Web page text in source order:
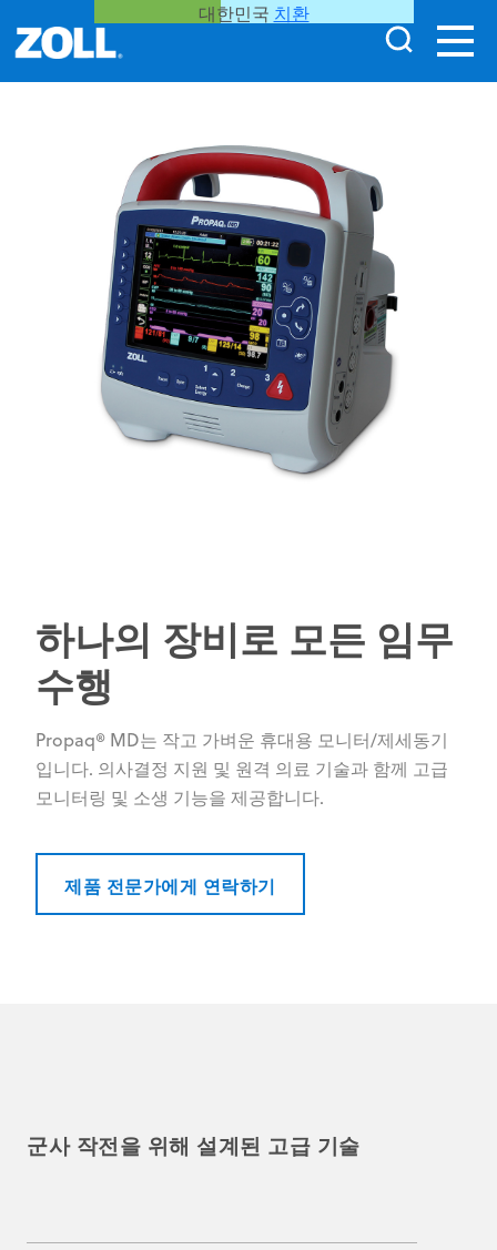
대한민국 치환
하나의 장비로 모든 임무
수행
Propaq® MD는 작고 가벼운 휴대용 모니터/제세동기
입니다. 의사결정 지원 및 원격 의료 기술과 함께 고급
모니터링 및 소생 기능을 제공합니다.
제품 전문가에게 연락하기
군사 작전을 위해 설계된 고급 기술